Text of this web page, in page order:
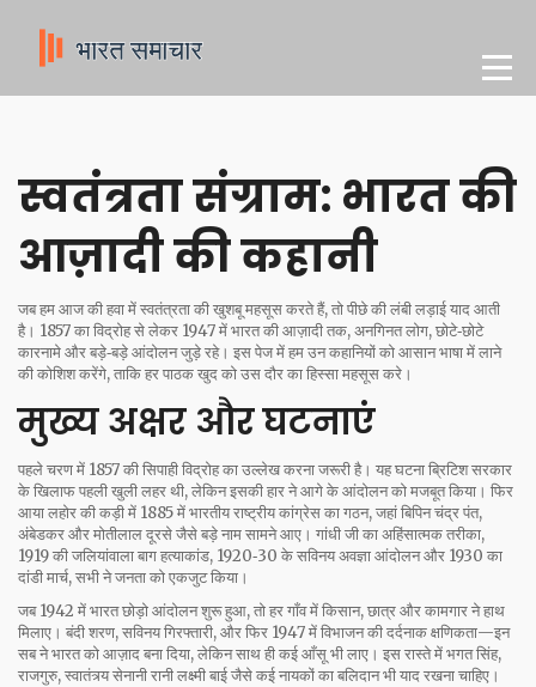
स्वतंत्रता संग्राम: भारत की
आज़ादी की कहानी
जब हम आज की हवा में स्वतंत्रता की खुशबू महसूस करते हैं, तो पीछे की लंबी लड़ाई याद आती
है। 1857 का विद्रोह से लेकर 1947 में भारत की आज़ादी तक, अनगिनत लोग, छोटे‑छोटे
कारनामे और बड़े‑बड़े आंदोलन जुड़े रहे। इस पेज में हम उन कहानियों को आसान भाषा में लाने
की कोशिश करेंगे, ताकि हर पाठक खुद को उस दौर का हिस्सा महसूस करे।
मुख्य अक्षर और घटनाएं
पहले चरण में 1857 की सिपाही विद्रोह का उल्लेख करना जरूरी है। यह घटना ब्रिटिश सरकार
के खिलाफ पहली खुली लहर थी, लेकिन इसकी हार ने आगे के आंदोलन को मजबूत किया। फिर
आया लहोर की कड़ी में 1885 में भारतीय राष्ट्रीय कांग्रेस का गठन, जहां बिपिन चंद्र पंत,
अंबेडकर और मोतीलाल दूरसे जैसे बड़े नाम सामने आए। गांधी जी का अहिंसात्मक तरीका,
1919 की जलियांवाला बाग हत्याकांड, 1920‑30 के सविनय अवज्ञा आंदोलन और 1930 का
दांडी मार्च, सभी ने जनता को एकजुट किया।
जब 1942 में भारत छोड़ो आंदोलन शुरू हुआ, तो हर गाँव में किसान, छात्र और कामगार ने हाथ
मिलाए। बंदी शरण, सविनय गिरफ्तारी, और फिर 1947 में विभाजन की दर्दनाक क्षणिकता—इन
सब ने भारत को आज़ाद बना दिया, लेकिन साथ ही कई आँसू भी लाए। इस रास्ते में भगत सिंह,
राजगुरु, स्वातंत्र्य सेनानी रानी लक्ष्मी बाई जैसे कई नायकों का बलिदान भी याद रखना चाहिए।